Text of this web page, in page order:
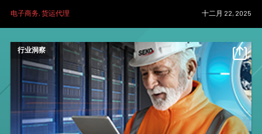
电子商务, 货运代理 十二月 22, 2025
行业洞察